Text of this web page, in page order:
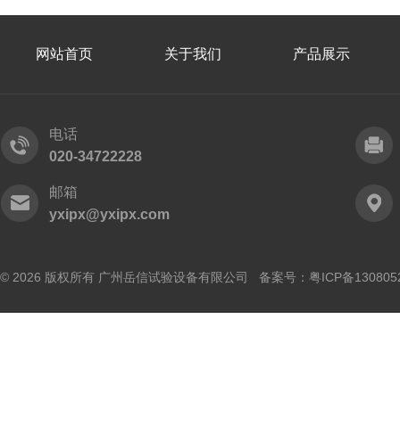
网站首页 关于我们 产品展示
电话
020-34722228
邮箱
yxipx@yxipx.com
© 2026 版权所有 广州岳信试验设备有限公司 备案号： 粤ICP备